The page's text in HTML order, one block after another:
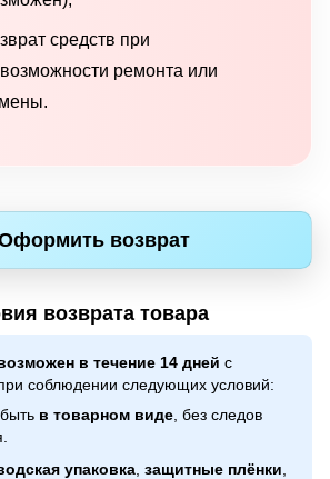
средств при
ремонта или
возврат
возврата товара
в течение 14 дней с
соблюдении следующих условий:
в товарном виде, без следов
упаковка защитные плёнки